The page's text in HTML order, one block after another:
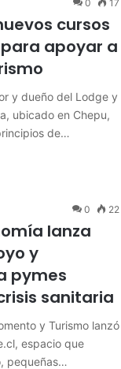
0 17
cursos
apoyar a
y dueño del Lodge y
ubicado en Chepu,
de…
0 22
lanza
y
pymes
sanitaria
y Turismo lanzó
espacio que
pequeñas…